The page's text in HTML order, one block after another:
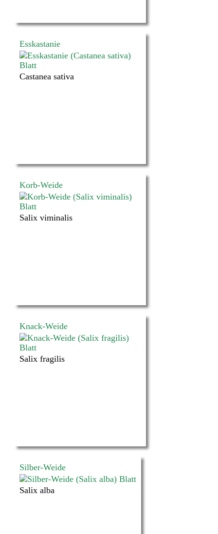
Esskastanie
Castanea sativa
Korb-Weide
Salix viminalis
Knack-Weide
Salix fragilis
Silber-Weide
Salix alba